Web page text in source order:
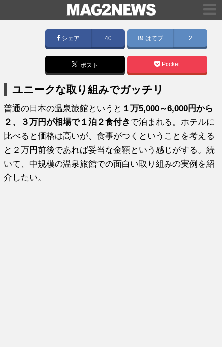
シェア 40 はてブ 2
ポスト Pocket
ユニークな取り組みでガッチリ
普通の日本の温泉旅館というと １万5,000～6,000円から
２、３万円が相場で１泊２食付き で泊まれる。ホテルに
比べると価格は高いが、食事がつくということを考える
と２万円前後であれば妥当な金額という感じがする。続
いて、中規模の温泉旅館での面白い取り組みの実例を紹
介したい。